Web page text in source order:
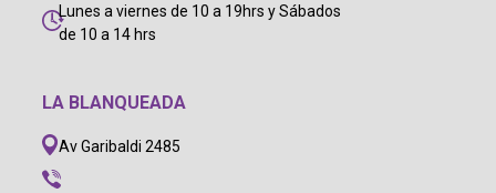
Lunes a viernes de 10 a 19hrs y Sábados
de 10 a 14 hrs
LA BLANQUEADA
Av Garibaldi 2485